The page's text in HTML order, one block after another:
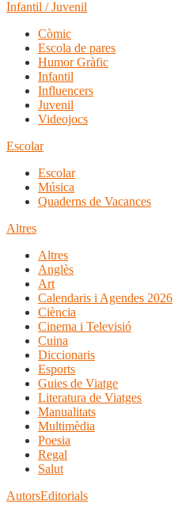
Infantil / Juvenil
Còmic
Escola de pares
Humor Gràfic
Infantil
Influencers
Juvenil
Videojocs
Escolar
Escolar
Música
Quaderns de Vacances
Altres
Altres
Anglès
Art
Calendaris i Agendes 2026
Ciència
Cinema i Televisió
Cuina
Diccionaris
Esports
Guies de Viatge
Literatura de Viatges
Manualitats
Multimèdia
Poesia
Regal
Salut
AutorsEditorials